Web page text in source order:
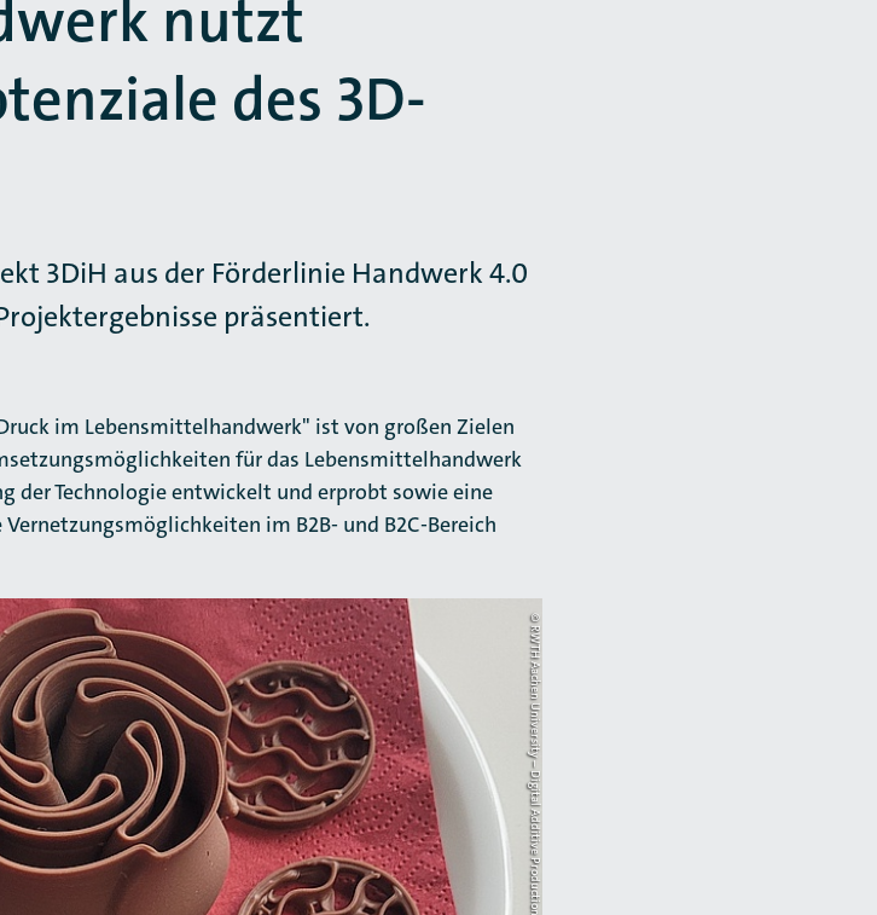
nutzt
des 3D-
3DiH aus der Förderlinie Handwerk 4.0
präsentiert.
im Lebensmittelhandwerk" ist von großen Zielen
für das Lebensmittel­handwerk
der Technologie entwickelt und erprobt sowie eine
im B2B- und B2C-Bereich
© RWTH Aachen University – Digital Additive Production DAP